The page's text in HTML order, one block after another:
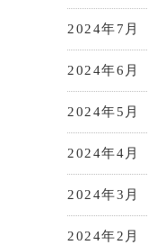
2024年7月
2024年6月
2024年5月
2024年4月
2024年3月
2024年2月